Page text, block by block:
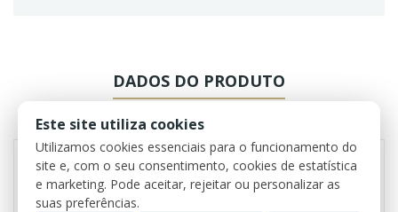
DADOS DO PRODUTO
REVIEWS
Referência 0472
Este site utiliza cookies
Utilizamos cookies essenciais para o funcionamento do
site e, com o seu consentimento, cookies de estatística
e marketing. Pode aceitar, rejeitar ou personalizar as
suas preferências.